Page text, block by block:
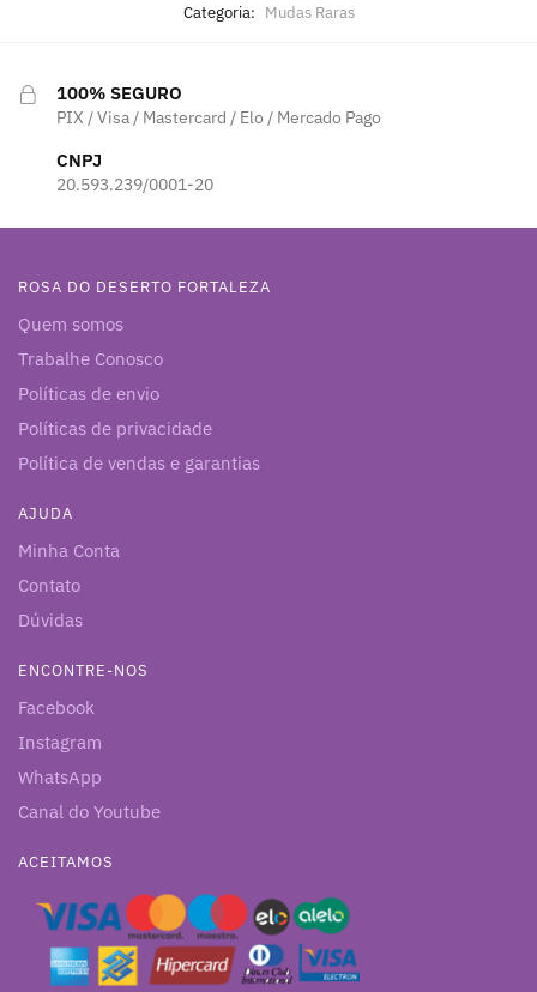
Categoria: Mudas Raras
100% SEGURO
PIX / Visa / Mastercard / Elo / Mercado Pago
CNPJ
20.593.239/0001-20
ROSA DO DESERTO FORTALEZA
Quem somos
Trabalhe Conosco
Políticas de envio
Políticas de privacidade
Política de vendas e garantias
AJUDA
Minha Conta
Contato
Dúvidas
ENCONTRE-NOS
Facebook
Instagram
WhatsApp
Canal do Youtube
ACEITAMOS